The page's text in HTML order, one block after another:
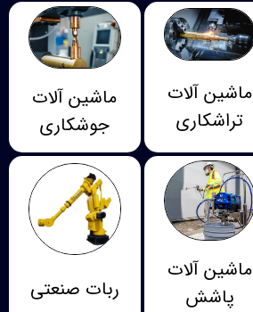
ماشین آلات
تراشکاری
ماشین آلات
جوشکاری
ماشین آلات
پاشش
ربات صنعتی